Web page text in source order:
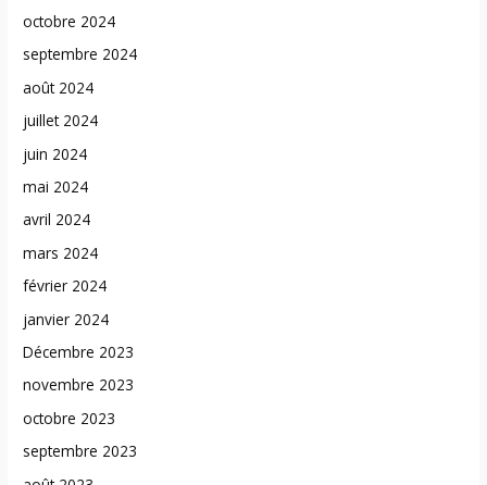
octobre 2024
septembre 2024
août 2024
juillet 2024
juin 2024
mai 2024
avril 2024
mars 2024
février 2024
janvier 2024
Décembre 2023
novembre 2023
octobre 2023
septembre 2023